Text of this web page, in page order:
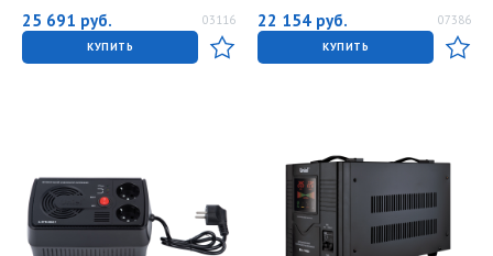
25 691 руб. 03116
КУПИТЬ
12000ВА
22 154 руб. 07386
КУПИТЬ